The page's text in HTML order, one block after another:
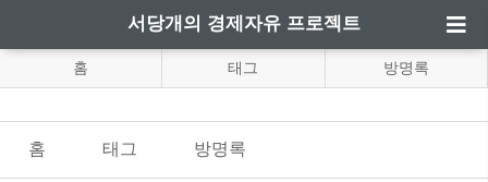
서당개의 경제자유 프로젝트
홈 태그 방명록
홈 태그 방명록